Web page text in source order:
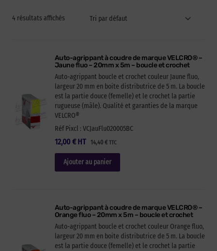
4 résultats affichés
Auto-agrippant à coudre de marque VELCRO® –
Jaune fluo – 20mm x 5m – boucle et crochet
Auto-agrippant boucle et crochet couleur Jaune fluo,
largeur 20 mm en boite distributrice de 5 m. La boucle
est la partie douce (femelle) et le crochet la partie
rugueuse (mâle). Qualité et garanties de la marque
VELCRO®
Réf Pixcl : VCJauFlu020005BC
12,00 € 14,40 €TTC
HT
Ajouter au panier
Auto-agrippant à coudre de marque VELCRO® –
Orange fluo – 20mm x 5m – boucle et crochet
Auto-agrippant boucle et crochet couleur Orange fluo,
largeur 20 mm en boite distributrice de 5 m. La boucle
est la partie douce (femelle) et le crochet la partie